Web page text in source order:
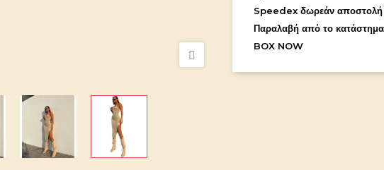
Speedex δωρεάν αποστολή
Παραλαβή από το κατάστημα
BOX NOW